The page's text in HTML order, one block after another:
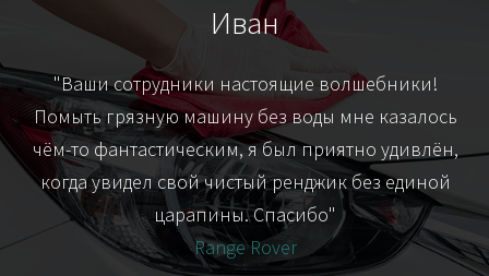
Иван
"Ваши сотрудники настоящие волшебники!
Помыть грязную машину без воды мне казалось
чём-то фантастическим, я был приятно удивлён,
когда увидел свой чистый ренджик без единой
царапины. Спасибо"
Range Rover